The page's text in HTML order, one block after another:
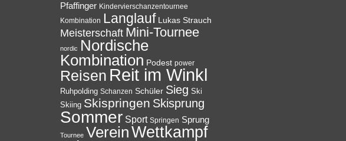
Pfaffinger Kindervierschanzentournee
Kombination Langlauf Lukas Strauch
Meisterschaft Mini-Tournee
nordic Nordische
Kombination Podest power
Reisen Reit im Winkl
Ruhpolding Schanzen Schüler Sieg Ski
Skiing Skispringen Skisprung
Sommer Sport Springen Sprung
Tournee VereinWettkampf